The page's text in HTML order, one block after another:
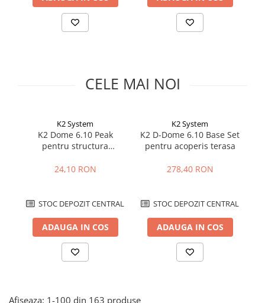
Conductori rigizi cupru
Cabluri alarma
Cabluri semnalizare si controlCELE MAI NOI
K2 System
K2 Dome 6.10 Peak
pentru structura
24,10 RON
STOC DEPOZIT CENTRAL
ADAUGA IN COS
K2 System
K2 D-Dome 6.10 Base Set
pentru acoperis terasa
278,40 RON
STOC DEPOZIT CENTRAL
ADAUGA IN COS
Afiseaza: 1-100 din 163 produse